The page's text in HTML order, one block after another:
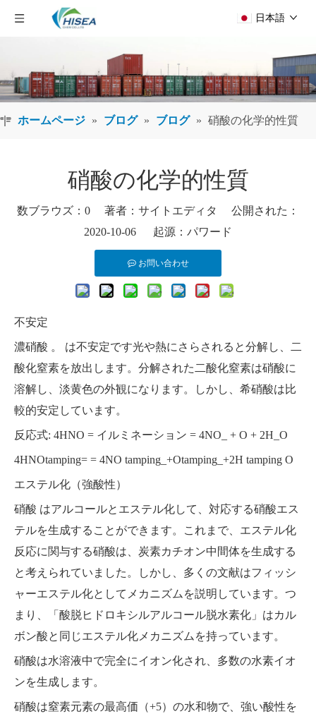
日本語
ホームページ » ブログ » ブログ » 硝酸の化学的性質
硝酸の化学的性質
数ブラウズ： 0 著者：サイトエディタ 公開された：
2020-10-06 起源： パワード
お問い合わせ
不安定
濃硝酸 。
は不安定です光や熱にさらされると分解し、二
酸化窒素を放出します。分解された二酸化窒素は硝酸に
溶解し、淡黄色の外観になります。しかし、希硝酸は比
較的安定しています。
反応式: 4HNO = イルミネーション = 4NO_ + O + 2H_O
4HNOtamping= = 4NO tamping_+Otamping_+2H tamping O
エステル化（強酸性）
硝酸 はアルコールとエステル化して、対応する硝酸エス
テルを生成することができます。これまで、エステル化
反応に関与する硝酸は、炭素カチオン中間体を生成する
と考えられていました。しかし、多くの文献はフィッシ
ャーエステル化としてメカニズムを説明しています。つ
まり、「酸脱ヒドロキシルアルコール脱水素化」はカル
ボン酸と同じエステル化メカニズムを持っています。
硝酸は水溶液中で完全にイオン化され、多数の水素イオ
ンを生成します。
硝酸は窒素元素の最高価（+5）の水和物で、強い酸性を